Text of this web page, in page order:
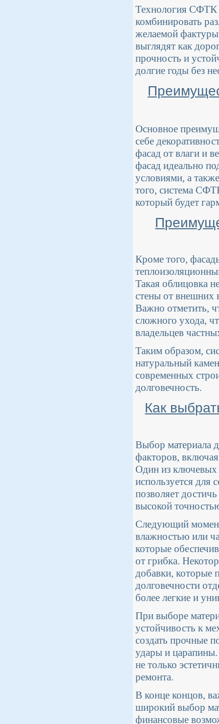
Технология СФТК
комбинировать
желаемой фактуры
выглядят как
прочность и
долгие годы без
Основное
себе
фасад от влаги и
фасад идеально
условиями, а
того, система
который будет
Кроме того,
Такая облицовка
стены от внешних
Важно отметить,
сложного ухода,
владельцев
Таким образом,
натуральный
современных
долговечность.
Как
Выбор материала
факторов,
Один из ключевых
используется для
позволяет
высокой
Следующий
влажностью или
которые
от грибка.
добавки, которые
долговечности
более легкие и
При выборе
устойчивость к
создать прочные
удары и
не только
ремонта.
В конце концов,
широкий выбор
финансовые